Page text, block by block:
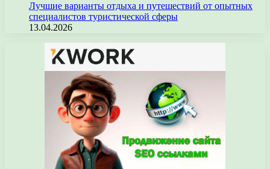
Лучшие варианты отдыха и путешествий от опытных
специалистов туристической сферы
13.04.2026